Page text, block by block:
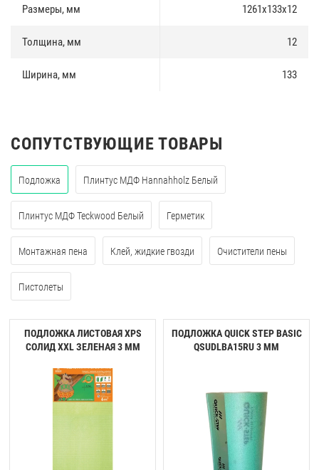
Размеры, мм 1261х133х12
Толщина, мм 12
Ширина, мм 133
СОПУТСТВУЮЩИЕ ТОВАРЫ
Подложка Плинтус МДФ Hannahholz Белый
Плинтус МДФ Teckwood Белый Герметик
Монтажная пена Клей, жидкие гвозди Очистители пены
Пистолеты
ПОДЛОЖКА ЛИСТОВАЯ XPS
СОЛИД XXL ЗЕЛЕНАЯ 3 ММ
ПОДЛОЖКА QUICK STEP BASIC
QSUDLBA15RU 3 ММ